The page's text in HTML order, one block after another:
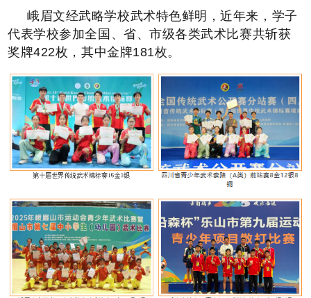
峨眉文经武略学校武术特色鲜明，近年来，学子
代表学校参加全国、省、市级各类武术比赛共斩获
奖牌422枚，其中金牌181枚。